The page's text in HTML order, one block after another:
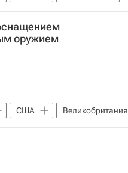
Еврокомиссия
оружием
США Великобритания